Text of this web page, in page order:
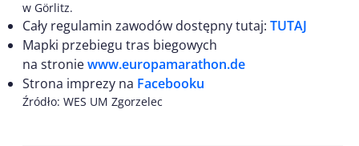
w Görlitz.
Cały regulamin zawodów dostępny tutaj: TUTAJ
Mapki przebiegu tras biegowych
na stroniewww.europamarathon.de
Strona imprezy na Facebooku
Źródło: WES UM Zgorzelec